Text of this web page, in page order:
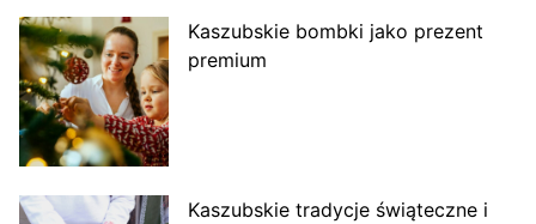
Kaszubskie bombki jako prezent
premium
Kaszubskie tradycje świąteczne i